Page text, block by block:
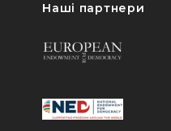
Наші партнери